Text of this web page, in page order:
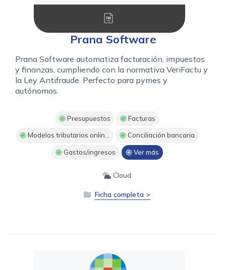
Prana Software
Prana Software automatiza facturación, impuestos
y finanzas, cumpliendo con la normativa VeriFactu y
la Ley Antifraude. Perfecto para pymes y
autónomos.
Presupuestos Facturas
Modelos tributarios onlin... Conciliación bancaria
Gastos/ingresos Ver más
Cloud
Ficha completa >